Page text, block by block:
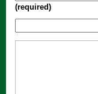
(required)